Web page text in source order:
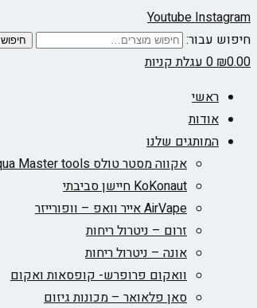
YoutubeInstagram
חיפוש עבור:
חיפוש
₪0.00
0עגלת קניות
ראשי
אודות
המותגים שלנו
אקווה מסטר טולס Aqua Master tools
KoKonaut חיישן סביבתי
AirVape אייר וואפ – וופורייזר
זרום – ניטרול ריחות
אונה – ניטרול ריחות
וואקום פרופרש- קופסאות ואקום
סאן פלאואר – מכונות גיזום